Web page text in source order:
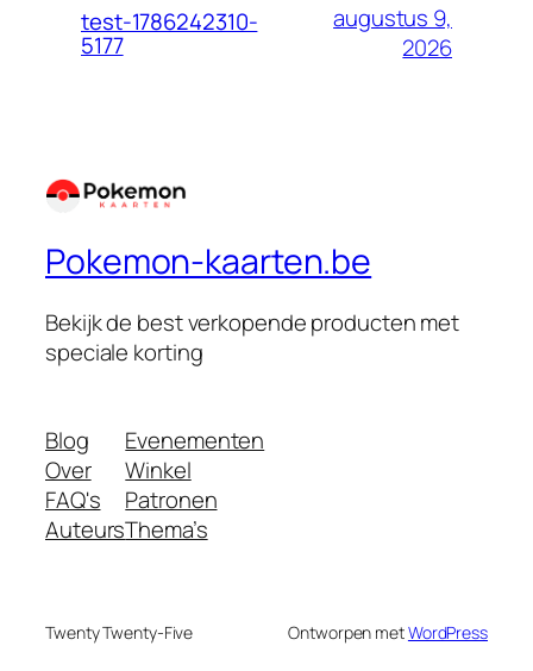
test-1786242310-
5177
augustus 9,
2026
Pokemon-kaarten.be
Bekijk de best verkopende producten met
speciale korting
Blog
Over
FAQ's
Auteurs
Evenementen
Winkel
Patronen
Thema’s
Twenty Twenty-Five Ontworpen metWordPress